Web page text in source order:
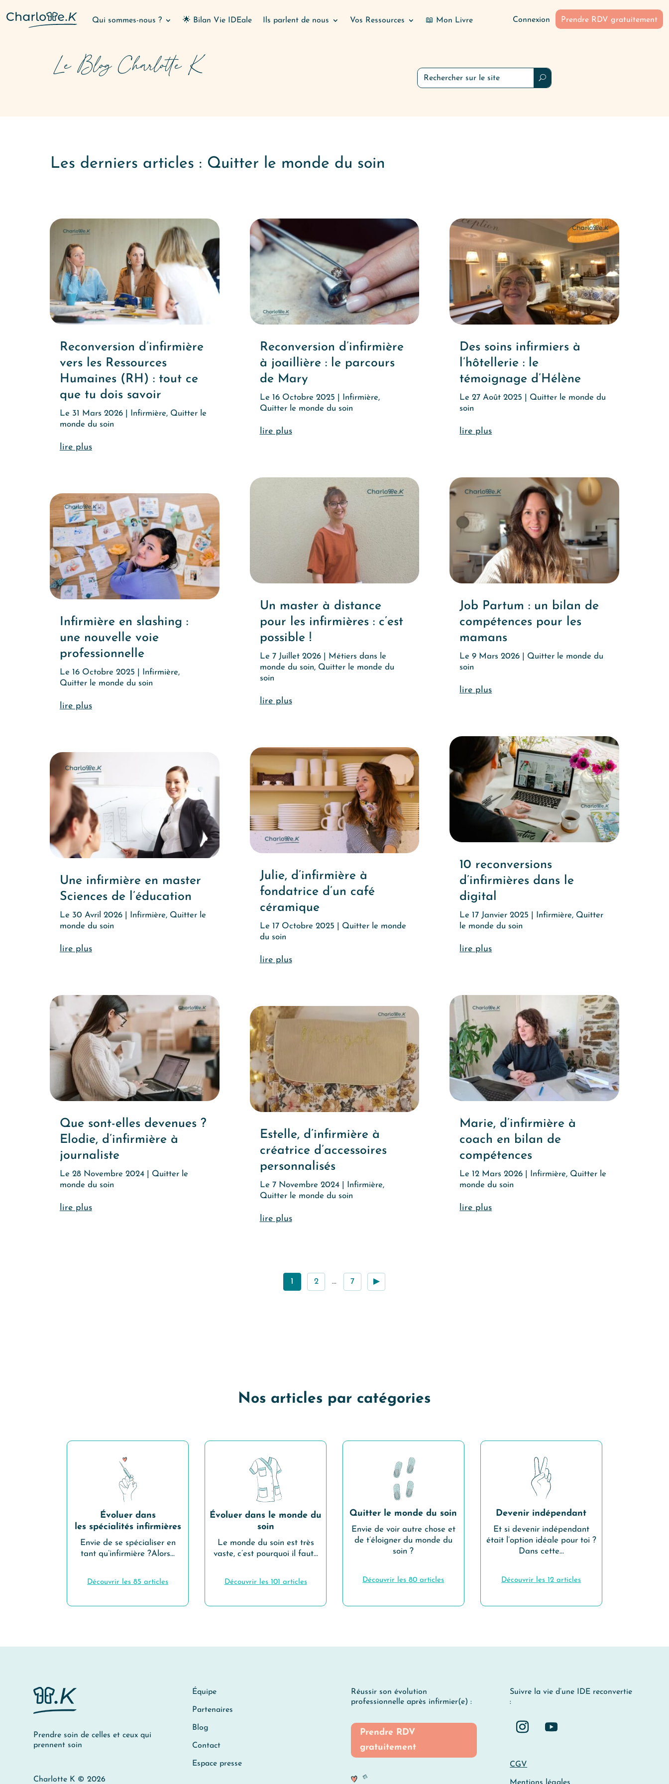
Qui sommes-nous ? 🌟 Bilan Vie IDEale Ils parlent de nous Vos Ressources 📖 Mon Livre Connexion Prendre RDV gratuitement
Le Blog Charlotte K
Les derniers articles : Quitter le monde du soin
Reconversion d’infirmière
vers les Ressources
Humaines (RH) : tout ce
que tu dois savoir
Le 31 Mars 2026| Infirmière, Quitter le
monde du soin
lire plus
Infirmière en slashing :
une nouvelle voie
professionnelle
Le 16 Octobre 2025 Infirmière,
Quitter le monde du soin
lire plus
Une infirmière en master
Sciences de l’éducation
Le 30 Avril 2026| Infirmière, Quitter le
monde du soin
lire plus
Que sont-elles devenues ?
Elodie, d’infirmière à
journaliste
Le 28 Novembre 2024| Quitter le
monde du soin
lire plus
Reconversion d’infirmière
à joaillière : le parcours
de Mary
Le 16 Octobre 2025 Infirmière,
Quitter le monde du soin
lire plus
Un master à distance
pour les infirmières : c’est
possible !
Le 7 Juillet 2026|
Métiers dans le
monde du soin, Quitter le monde du
soin
lire plus
Julie, d’infirmière à
fondatrice d’un café
céramique
Le 17 Octobre 2025
Quitter le monde
du soin
lire plus
Estelle, d’infirmière à
créatrice d’accessoires
personnalisés
Le 7 Novembre 2024| Infirmière,
Quitter le monde du soin
lire plus
Des soins infirmiers à
l’hôtellerie : le
témoignage d’Hélène
Le 27 Août 2025
Quitter le monde du
soin
lire plus
Job Partum : un bilan de
compétences pour les
mamans
Le 9 Mars 2026
Quitter le monde du
soin
lire plus
10 reconversions
d’infirmières dans le
digital
Le 17 Janvier 2025 Infirmière, Quitter
le monde du soin
lire plus
Marie, d’infirmière à
coach en bilan de
compétences
Le 12 Mars 2026 Infirmière, Quitter le
monde du soin
lire plus
1 2 … 7 ▶
Nos articles par catégories
Évoluer dans
les spécialités infirmières
Envie de se spécialiser en
tant qu’infirmière ?Alors…
Découvrir les85 articles
Évoluer dans le monde du
soin
Le monde du soin est très
vaste, c’est pourquoi il faut…
Découvrir les 101 articles
Quitter le monde du soin
Envie de voir autre chose et
de t’éloigner du monde du
soin ?
Découvrir les80 articles
Devenir indépendant
Et si devenir indépendant
était l’option idéale pour toi ?
Dans cette…
Découvrir les12 articles
Prendre soin de celles et ceux qui
prennent soin
Charlotte K © 2026
Équipe
Partenaires
Blog
Contact
Espace presse
Réussir son évolution
professionnelle après infirmier(e) :
Prendre RDV
gratuitement
Suivre la vie d’une IDE reconvertie
:
CGV
Mentions légales